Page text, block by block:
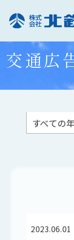
交通広
すべての年
2023.06.01